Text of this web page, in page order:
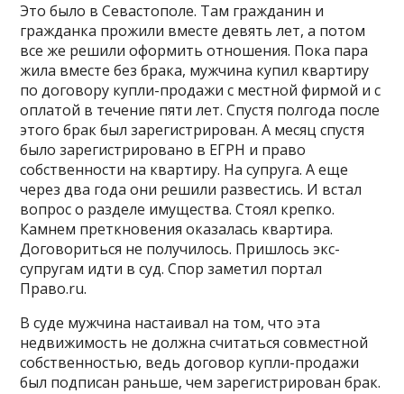
Это было в Севастополе. Там гражданин и
гражданка прожили вместе девять лет, а потом
все же решили оформить отношения. Пока пара
жила вместе без брака, мужчина купил квартиру
по договору купли-продажи с местной фирмой и с
оплатой в течение пяти лет. Спустя полгода после
этого брак был зарегистрирован. А месяц спустя
было зарегистрировано в ЕГРН и право
собственности на квартиру. На супруга. А еще
через два года они решили развестись. И встал
вопрос о разделе имущества. Стоял крепко.
Камнем преткновения оказалась квартира.
Договориться не получилось. Пришлось экс-
супругам идти в суд. Спор заметил портал
Право.ru.
В суде мужчина настаивал на том, что эта
недвижимость не должна считаться совместной
собственностью, ведь договор купли-продажи
был подписан раньше, чем зарегистрирован брак.